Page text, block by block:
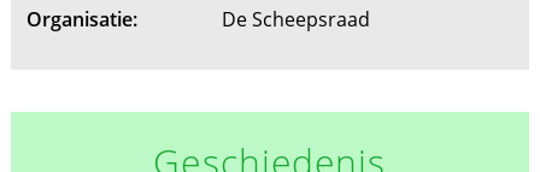
Organisatie:
De Scheepsraad
Geschiedenis